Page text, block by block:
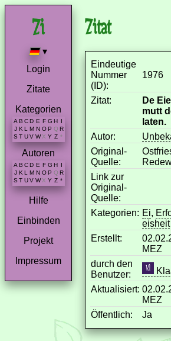
▾
Login
Zitate
Kategorien
A B C D E F G H I
J K L M N O P Q R
S T U V W X Y Z *
Autoren
A B C D E F G H
J K L M N O P Q R
S T U V W X Y Z *
Hilfe
Einbinden
Projekt
Impressum
Zitat
Eindeutige
Nummer
(ID):
1976
Zitat:
De
mutt
laten.
Autor:
Original-
Quelle:
Link zur
Original-
Quelle:
Kategorien: Ei,
eisheit
Erstellt:
MEZ
durch den
Benutzer:
Aktualisiert:
MEZ
Öffentlich:
Ja